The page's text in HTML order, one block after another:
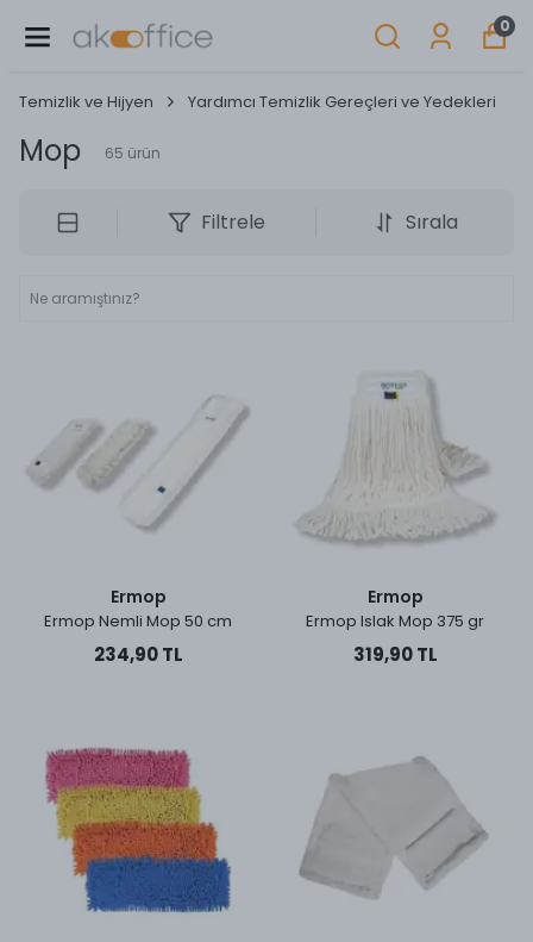
0
Temizlik ve Hijyen Yardımcı Temizlik Gereçleri ve Yedekleri
Mop 65 ürün
Filtrele Sırala
Ermop
Ermop Nemli Mop 50 cm
234,90 TL
Ermop
Ermop Islak Mop 375 gr
319,90 TL